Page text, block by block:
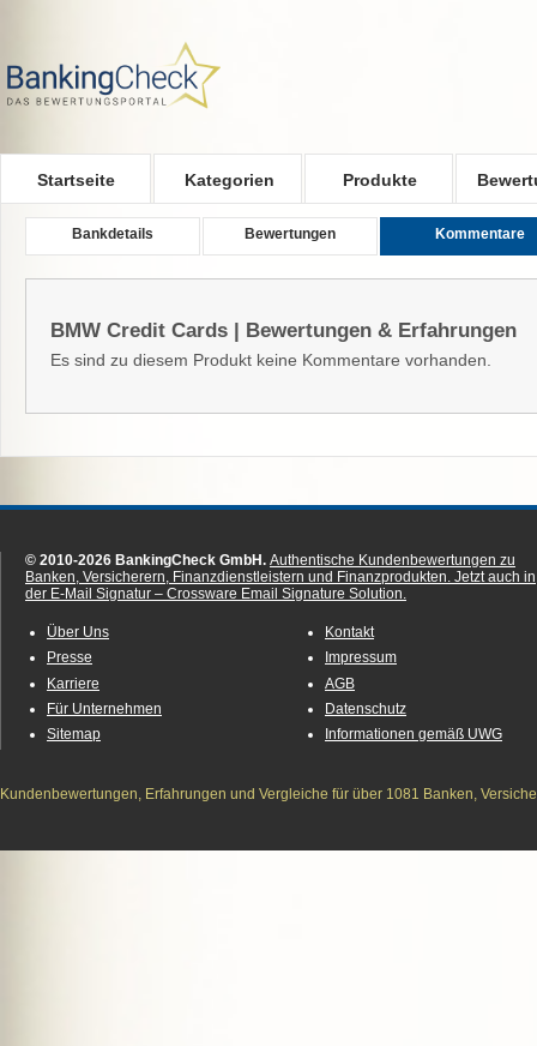
Startseite Kategorien Produkte
Bankdetails Bewertungen Kommentare
BMW Credit Cards | Bewertungen & Erfahrungen
Es sind zu diesem Produkt keine Kommentare vorhanden.
© 2010-2026 BankingCheck GmbH. Authentische Kundenbewertungen zu
Banken, Versicherern, Finanzdienstleistern und Finanzprodukten. Jetzt auch in
der E-Mail Signatur – Crossware Email Signature Solution.
Über Uns
Presse
Karriere
Für Unternehmen
Sitemap
Kontakt
Impressum
AGB
Datenschutz
Informationen gemäß UWG
Kundenbewertungen, Erfahrungen und Vergleiche für über 1081 Banken,